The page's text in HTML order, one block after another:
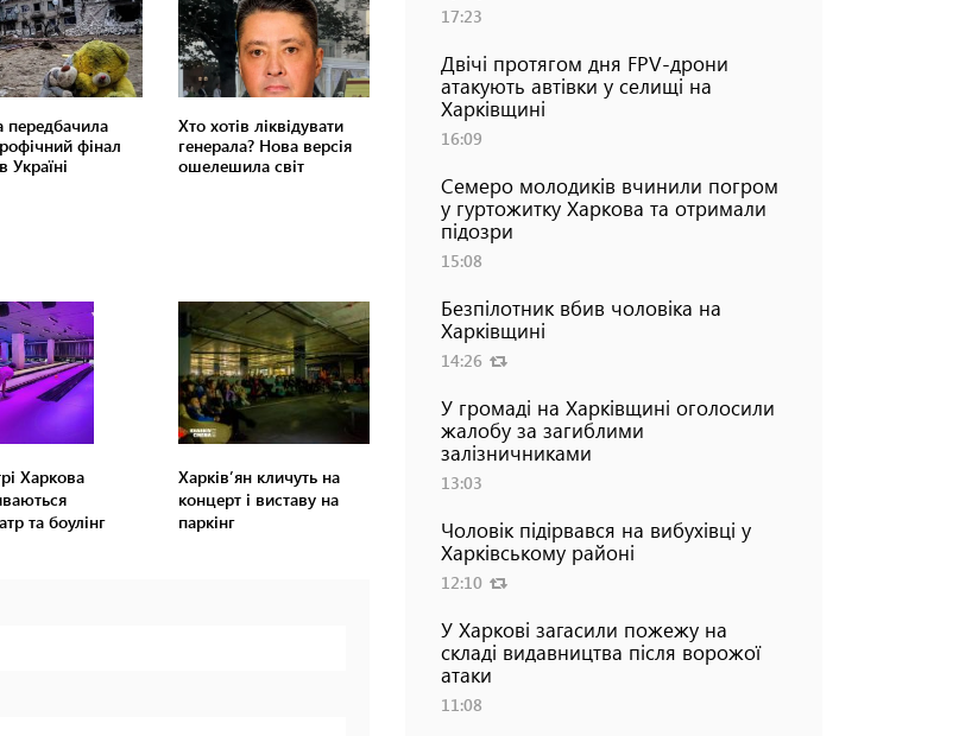
Харкова
та боулінг
Харківʼян кличуть на
концерт і виставу на
паркінг
17:23
Двічі протягом дня FPV-дрони
атакують автівки у селищі на
Харківщині
16:09
Семеро молодиків вчинили погром
у гуртожитку Харкова та отримали
підозри
15:08
Безпілотник вбив чоловіка на
Харківщині
14:26
У громаді на Харківщині оголосили
жалобу за загиблими
залізничниками
13:03
Чоловік підірвався на вибухівці у
Харківському районі
12:10
У Харкові загасили пожежу на
складі видавництва після ворожої
атаки
11:08